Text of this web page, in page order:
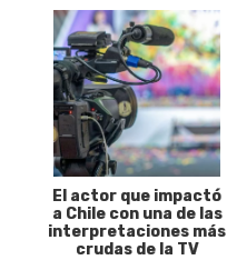
El actor que impactó
a Chile con una de las
interpretaciones más
crudas de la TV